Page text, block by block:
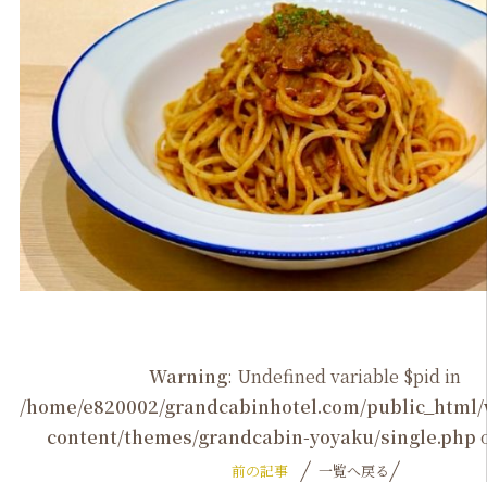
Warning: Undefined variable $pid in
/home/e820002/grandcabinhotel.com/
content/themes/grandcabin-yoyaku/single.php
前の記事 一覧へ戻る